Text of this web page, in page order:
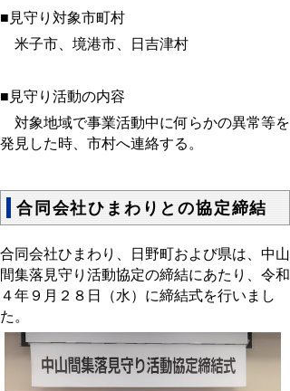
■見守り対象市町村
米子市、境港市、日吉津村
■見守り活動の内容
対象地域で事業活動中に何らかの異常等を
発見した時、市村へ連絡する。
合同会社ひまわりとの協定締結
合同会社ひまわり、日野町および県は、中山
間集落見守り活動協定の締結にあたり、令和
４年９月２８日（水）に締結式を行いまし
た。